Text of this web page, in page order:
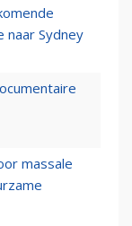
Sydney
massale